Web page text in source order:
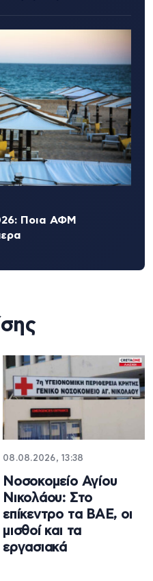
Ποια ΑΦΜ
08.08.2026, 13:38
Νοσοκομείο Αγίου
Νικολάου: Στο
επίκεντρο τα ΒΑΕ, οι
μισθοί και τα
εργασιακά